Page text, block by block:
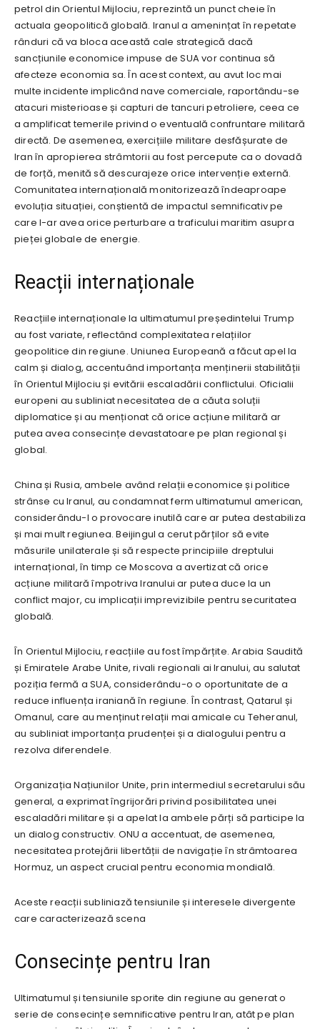
petrol din Orientul Mijlociu, reprezintă un punct cheie în
actuala geopolitică globală. Iranul a amenințat în repetate
rânduri că va bloca această cale strategică dacă
sancțiunile economice impuse de SUA vor continua să
afecteze economia sa. În acest context, au avut loc mai
multe incidente implicând nave comerciale, raportându-se
atacuri misterioase și capturi de tancuri petroliere, ceea ce
a amplificat temerile privind o eventuală confruntare militară
directă. De asemenea, exercițiile militare desfășurate de
Iran în apropierea strâmtorii au fost percepute ca o dovadă
de forță, menită să descurajeze orice intervenție externă.
Comunitatea internațională monitorizează îndeaproape
evoluția situației, conștientă de impactul semnificativ pe
care l-ar avea orice perturbare a traficului maritim asupra
pieței globale de energie.
Reacții internaționale
Reacțiile internaționale la ultimatumul președintelui Trump
au fost variate, reflectând complexitatea relațiilor
geopolitice din regiune. Uniunea Europeană a făcut apel la
calm și dialog, accentuând importanța menținerii stabilității
în Orientul Mijlociu și evitării escaladării conflictului. Oficialii
europeni au subliniat necesitatea de a căuta soluții
diplomatice și au menționat că orice acțiune militară ar
putea avea consecințe devastatoare pe plan regional și
global.
China și Rusia, ambele având relații economice și politice
strânse cu Iranul, au condamnat ferm ultimatumul american,
considerându-l o provocare inutilă care ar putea destabiliza
și mai mult regiunea. Beijingul a cerut părților să evite
măsurile unilaterale și să respecte principiile dreptului
internațional, în timp ce Moscova a avertizat că orice
acțiune militară împotriva Iranului ar putea duce la un
conflict major, cu implicații imprevizibile pentru securitatea
globală.
În Orientul Mijlociu, reacțiile au fost împărțite. Arabia Saudită
și Emiratele Arabe Unite, rivali regionali ai Iranului, au salutat
poziția fermă a SUA, considerându-o o oportunitate de a
reduce influența iraniană în regiune. În contrast, Qatarul și
Omanul, care au menținut relații mai amicale cu Teheranul,
au subliniat importanța prudenței și a dialogului pentru a
rezolva diferendele.
Organizația Națiunilor Unite, prin intermediul secretarului său
general, a exprimat îngrijorări privind posibilitatea unei
escaladări militare și a apelat la ambele părți să participe la
un dialog constructiv. ONU a accentuat, de asemenea,
necesitatea protejării libertății de navigație în strâmtoarea
Hormuz, un aspect crucial pentru economia mondială.
Aceste reacții subliniază tensiunile și interesele divergente
care caracterizează scena
Consecințe pentru Iran
Ultimatumul și tensiunile sporite din regiune au generat o
serie de consecințe semnificative pentru Iran, atât pe plan